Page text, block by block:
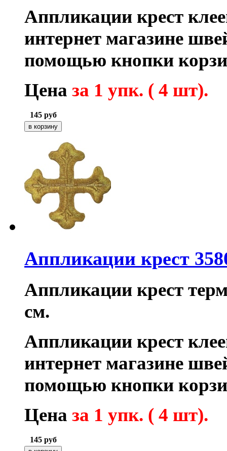
Аппликации крест
интернет магазине
помощью кнопки
Цена за 1 упк. ( 4 шт).
145 руб
Аппликации крест
Аппликации крест
см.
Аппликации крест
интернет магазине
помощью кнопки
Цена за 1 упк. ( 4 шт).
145 руб